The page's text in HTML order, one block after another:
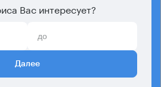
Вас интересует?
Далее